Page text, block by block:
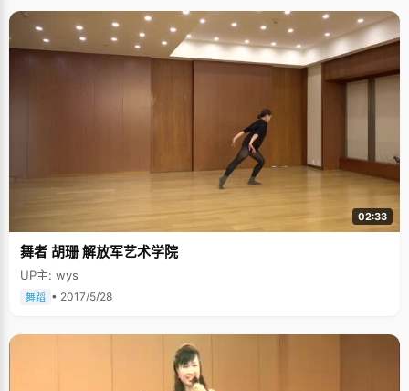
能在你跌倒并且站起来之后，你将迎来一个全新的人生。" 爸爸妈妈独特的教
育方式让我循规蹈矩 刘涵说爸爸妈妈有一个很独特的教育方式，就是反
其道而行。在学习上，爸爸妈妈从来不太关心，每次考试都不问成绩，只问
名次，如果是第一名，爸爸妈妈什么都不说，如果不是第一名就会给刘涵一
点小奖励，一个洋娃娃，一本书，就算一顿丰盛的晚餐，也能让刘涵感觉很
幸福，心里想下一次要考个第一给他们看看。周末的时候，爸爸妈妈经常带
刘涵出去玩，看到她在那埋头读书，就会在一边说："出来看电视吧"，或
者"出来上网吧"，每当这个时候，刘涵都不理睬他们。爸妈经常会给她很大
的钞票，50或者100，刘涵通常就只要一块或者两块钱来花。"他们就是利用
小孩子叛逆的心理，做别的家长认为不该做的事情，我反而会往别的家长认
她觉得鲁迅的每篇文章都直指人心，是对人们灵魂和思想的拷问，"鲁迅的文
章，不仅是在批判国名性，也是在拷问每个人的心灵。每次读鲁迅的文章，
我都感觉接受了一次精神洗礼，受益很多。"刘涵对鲁迅的一句话感触很
深："真正的勇士，敢于正视淋漓的鲜血，敢于直面惨淡的人生，"面对挫折
不要逃避，更不要放弃。 状元寄语：引用美国一个著名教育学家的
话："成功其实很简单，成功就是一句话，成功等于一个伟大的目标和持之以
恒的奋斗"，高考，加油！
02:33
舞者 胡珊 解放军艺术学院
UP主: wys
舞蹈 • 2017/5/28